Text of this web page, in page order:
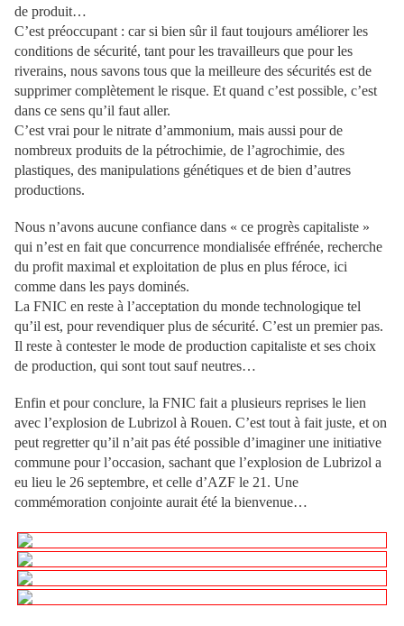
de produit…
C’est préoccupant : car si bien sûr il faut toujours améliorer les
conditions de sécurité, tant pour les travailleurs que pour les
riverains, nous savons tous que la meilleure des sécurités est de
supprimer complètement le risque. Et quand c’est possible, c’est
dans ce sens qu’il faut aller.
C’est vrai pour le nitrate d’ammonium, mais aussi pour de
nombreux produits de la pétrochimie, de l’agrochimie, des
plastiques, des manipulations génétiques et de bien d’autres
productions.
Nous n’avons aucune confiance dans « ce progrès capitaliste »
qui n’est en fait que concurrence mondialisée effrénée, recherche
du profit maximal et exploitation de plus en plus féroce, ici
comme dans les pays dominés.
La FNIC en reste à l’acceptation du monde technologique tel
qu’il est, pour revendiquer plus de sécurité. C’est un premier pas.
Il reste à contester le mode de production capitaliste et ses choix
de production, qui sont tout sauf neutres…
Enfin et pour conclure, la FNIC fait a plusieurs reprises le lien
avec l’explosion de Lubrizol à Rouen. C’est tout à fait juste, et on
peut regretter qu’il n’ait pas été possible d’imaginer une initiative
commune pour l’occasion, sachant que l’explosion de Lubrizol a
eu lieu le 26 septembre, et celle d’AZF le 21. Une
commémoration conjointe aurait été la bienvenue…